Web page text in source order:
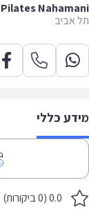
Pilates
כללי
0.0 (0 ביקורות)